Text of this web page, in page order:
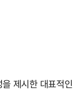
제시한 대표적인